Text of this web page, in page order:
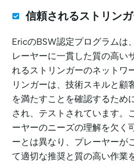
信頼されるストリン
EricのBSW認定プログラムは
レーヤーに一貫した質の高い
れるストリンガーのネットワ
リンガーは、技術スキルと顧
を満たすことを確認するため
され、テストされています。
ーヤーのニーズの理解を欠く
ーとは異なり、プレーヤーが
て適切な推奨と質の高い作業